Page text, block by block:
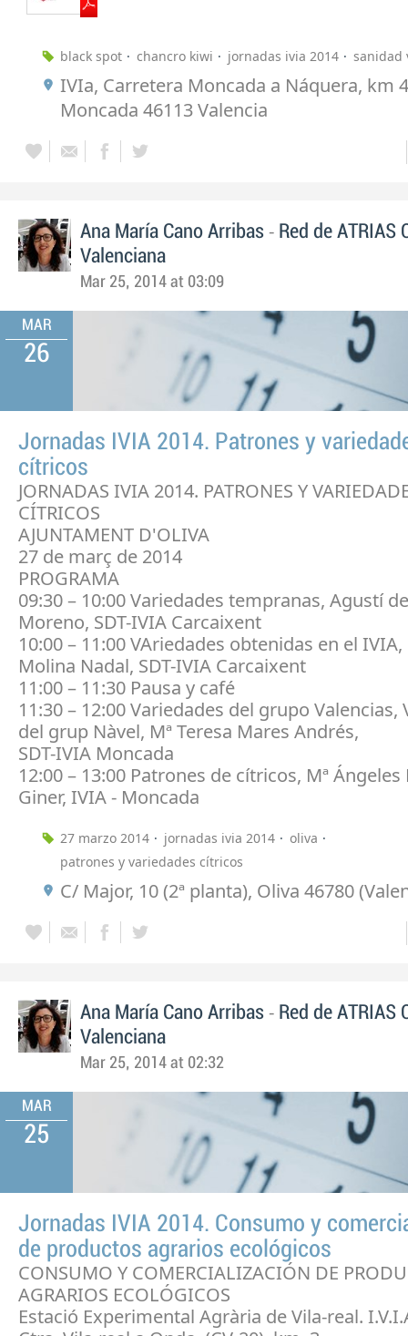
black spot chancro kiwi jornadas ivia 2014 sanidad
IVIa, Carretera Moncada a Náquera, km
Moncada 46113 Valencia
Ana María Cano Arribas - Red de ATRIAS
Valenciana
Mar 25, 2014 at 03:09
MAR
26
Jornadas IVIA 2014. Patrones y
cítricos
JORNADAS IVIA 2014. PATRONES Y
CÍTRICOS
AJUNTAMENT D'OLIVA
27 de març de 2014
PROGRAMA
09:30 – 10:00 Variedades tempranas, Agustí
Moreno, SDT-IVIA Carcaixent
10:00 – 11:00 VAriedades obtenidas en el
Molina Nadal, SDT-IVIA Carcaixent
11:00 – 11:30 Pausa y café
11:30 – 12:00 Variedades del grupo Valencias,
del grup Nàvel, Mª Teresa Mares Andrés,
SDT-IVIA Moncada
12:00 – 13:00 Patrones de cítricos, Mª Ángeles
Giner, IVIA - Moncada
27 marzo 2014 jornadas ivia 2014
oliva
patrones y variedades cítricos
C/ Major, 10 (2ª planta), Oliva 46780
Ana María Cano Arribas - Red de ATRIAS
Valenciana
Mar 25, 2014 at 02:32
MAR
25
Jornadas IVIA 2014. Consumo y
de productos agrarios ecológicos
CONSUMO Y COMERCIALIZACIÓN DE
AGRARIOS ECOLÓGICOS
Estació Experimental Agrària de Vila-real.